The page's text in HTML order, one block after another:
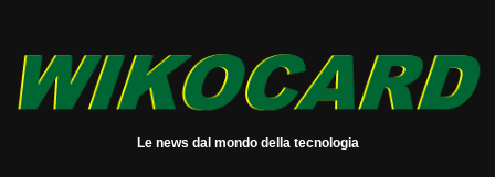
Le news dal mondo della tecnologia